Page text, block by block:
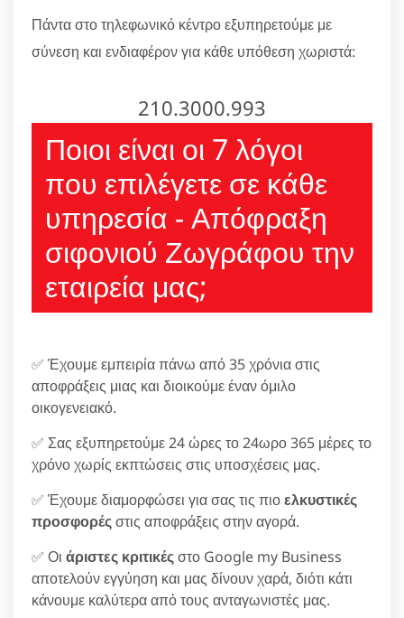
Πάντα στο τηλεφωνικό κέντρο εξυπηρετούμε με
σύνεση και ενδιαφέρον για κάθε υπόθεση χωριστά:
210.3000.993
Ποιοι είναι οι 7 λόγοι
που επιλέγετε σε κάθε
υπηρεσία - Απόφραξη
σιφονιού Ζωγράφου την
εταιρεία μας;
✅ Έχουμε εμπειρία πάνω από 35 χρόνια στις
αποφράξεις μιας και διοικούμε έναν όμιλο
οικογενειακό.
✅ Σας εξυπηρετούμε 24 ώρες το 24ωρο 365 μέρες το
χρόνο χωρίς εκπτώσεις στις υποσχέσεις μας.
✅ Έχουμε διαμορφώσει για σας τις πιοελκυστικές
προσφορέςστις αποφράξεις στην αγορά.
✅ Οι άριστες κριτικέςστο Google my Business
αποτελούν εγγύηση και μας δίνουν χαρά, διότι κάτι
κάνουμε καλύτερα από τους ανταγωνιστές μας.